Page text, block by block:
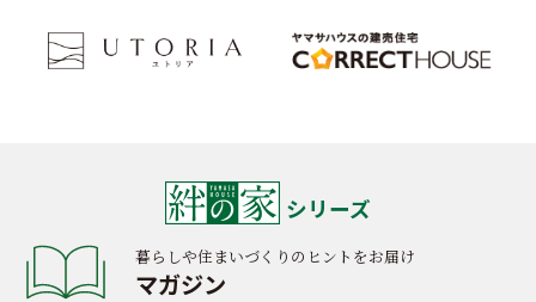
シリーズ
暮らしや住まいづくりのヒントをお届け
マガジン